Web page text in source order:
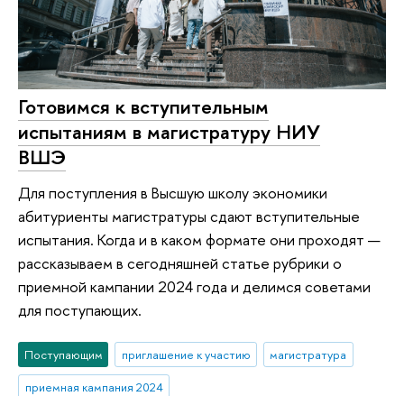
Готовимся к вступительным
испытаниям в магистратуру НИУ
ВШЭ
Для поступления в Высшую школу экономики
абитуриенты магистратуры сдают вступительные
испытания. Когда и в каком формате они проходят —
рассказываем в сегодняшней статье рубрики о
приемной кампании 2024 года и делимся советами
для поступающих.
Поступающим приглашение к участию
магистратура
приемная кампания 2024